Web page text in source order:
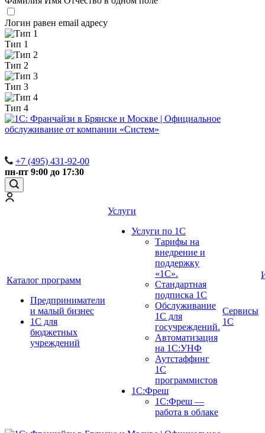
Логин равен email адресу
Тип 1
Тип 2
Тип 3
Тип 4
+7 (495) 431-92-00
пн-пт 9:00 до 17:30
Каталог программ
Предприниматели
и малый бизнес
1С для
бюджетных
учреждений
Услуги
Услуги по 1С
Тарифы на
внедрение и
поддержку
«1С».
Стандартная
подписка 1С
Обслуживание
1С для
госучреждений.
Автоматизация
на 1С:УНФ
Аутстаффинг
1С
программистов
1С:Фреш
1С:Фреш —
работа в облаке
Сервисы
1С